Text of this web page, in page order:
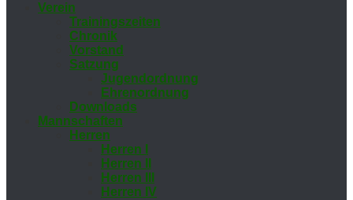
Ver­ein
Trai­nings­zei­ten
Chro­nik
Vor­stand
Sat­zung
Ju­gend­ord­nung
Eh­ren­ord­nung
Down­loads
Mann­schaf­ten
Her­ren
Her­ren I
Her­ren II
Her­ren III
Her­ren IV